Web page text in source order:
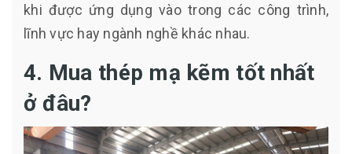
khi được ứng dụng vào trong các công trình,
lĩnh vực hay ngành nghề khác nhau.
4. Mua thép mạ kẽm tốt nhất
ở đâu?